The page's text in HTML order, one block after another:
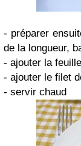
- préparer
de la longueur,
- ajouter la
- ajouter le filet
- servir chaud